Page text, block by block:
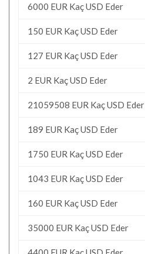
6000 EUR Kaç USD Eder
150 EUR Kaç USD Eder
127 EUR Kaç USD Eder
2 EUR Kaç USD Eder
21059508 EUR Kaç USD Eder
189 EUR Kaç USD Eder
1750 EUR Kaç USD Eder
1043 EUR Kaç USD Eder
160 EUR Kaç USD Eder
35000 EUR Kaç USD Eder